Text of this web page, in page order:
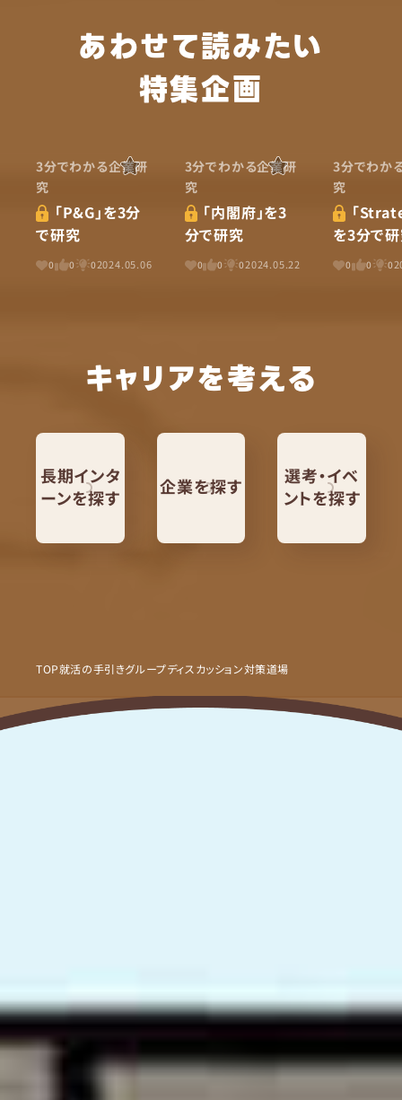
あわせて読みたい
特集企画
3分でわかる企業研
究
「P&G」を3分
で研究
0 0 02024.05.06
3分でわかる企業研
究
「内閣府」を3
分で研究
0 0 02024.05.22
3分でわか
究
「
を3分で
0 0 0
キャリアを考える
長期インタ
ーンを探す
企業を探す
選考・イベ
ントを探す
TOP就活の手引きグループディスカッション対策道場